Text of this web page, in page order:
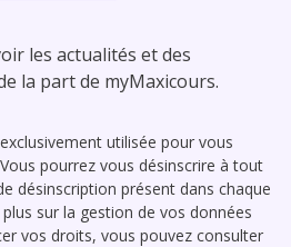
les actualités et des
la part de myMaxicours.
utilisée pour vous
pourrez vous désinscrire à tout
désinscription présent dans chaque
sur la gestion de vos données
vos droits, vous pouvez consulter